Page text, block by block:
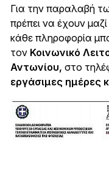
Για την παραλαβή
πρέπει να έχουν
κάθε πληροφορία
τον Κοινωνικό
Αντωνίου, στο
εργάσιμες ημέρες